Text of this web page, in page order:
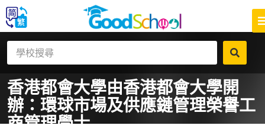
香港都會大學由香港都會大學開
辦：環球市場及供應鏈管理榮譽工
商管理學士